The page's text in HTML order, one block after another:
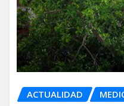
ACTUALIDAD